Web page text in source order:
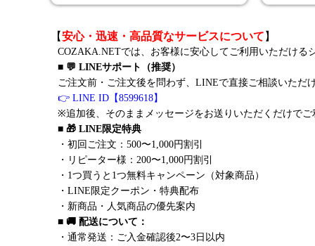
【安心・迅速・高品質なサービスについて 】
COZAKA.NETでは、お客様に安心してご利用いただける
■ 💬 LINEサポート（推奨）
ご注文前・ご注文後を問わず、LINEで直接ご相談いただ
👉 LINE ID【8599618】
※追加後、そのままメッセージをお送りいただくだけで
■ 🎁 LINE限定特典
・初回ご注文：500〜1,000円割引
・リピーター様：200〜1,000円割引
・1つ買うと1つ無料キャンペーン（対象商品）
・LINE限定クーポン・特典配布
・新商品・人気商品の優先案内
■ 🚚 配送について：
・通常発送：ご入金確認後2〜3日以内